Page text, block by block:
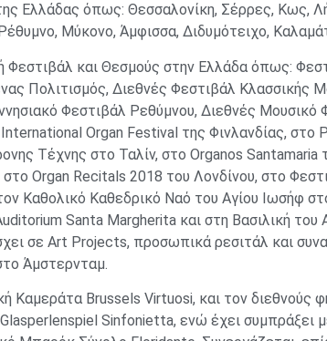
Ελλάδας όπως: Θεσσαλονίκη, Σέρρες, Κως,
Ρέθυμνο, Μύκονο, Άμφισσα, Διδυμότειχο,
Φεστιβάλ και Θεσμούς στην Ελλάδα όπως:
Πολιτισμός, Διεθνές Φεστιβάλ Κλασσικής
Φεστιβάλ Ρεθύμνου, Διεθνές Μουσικό
Organ Festival της Φινλανδίας, στο
Τέχνης στο Ταλίν, στο Organos Santamaria
Organ Recitals 2018 του Λονδίνου, στο
Καθολικό Καθεδρικό Ναό του Αγίου Ιωσήφ
Santa Margherita και στη Βασιλική του
σε Art Projects, προσωπικά ρεσιτάλ και
Άμστερνταμ.
Καμεράτα Brussels Virtuosi, και τον διεθνούς
Glasperlenspiel Sinfonietta, ενώ έχει συμπράξει